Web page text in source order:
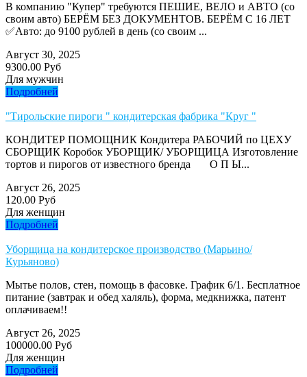
В компанию "Купер" требуются ПЕШИЕ, ВЕЛО и АВТО (со
своим авто) БЕРЁМ БЕЗ ДОКУМЕНТОВ. БЕРЁМ С 16 ЛЕТ
✅Авто: до 9100 рублей в день (со своим ...
Август 30, 2025
9300.00 Руб
Для мужчин
Подробней
"Тирольские пироги " кондитерская фабрика "Круг "
КОНДИТЕР ПОМОЩНИК Кондитера РАБОЧИЙ по ЦЕХУ
СБОРЩИК Коробок УБОРЩИК/ УБОРЩИЦА Изготовление
тортов и пирогов от известного бренда О П Ы...
Август 26, 2025
120.00 Руб
Для женщин
Подробней
Уборщица на кондитерское производство (Марьино/
Курьяново)
Мытье полов, стен, помощь в фасовке. График 6/1. Бесплатное
питание (завтрак и обед халяль), форма, медкнижка, патент
оплачиваем!!
Август 26, 2025
100000.00 Руб
Для женщин
Подробней